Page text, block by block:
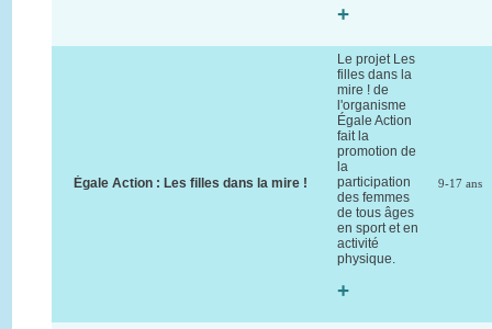
+
Égale Action : Les filles dans la mire !
Le projet Les
filles dans la
mire ! de
l'organisme
Égale Action
fait la
promotion de
la
participation
des femmes
de tous âges
en sport et en
activité
physique.
+
9-17 ans